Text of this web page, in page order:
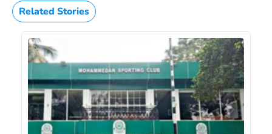
Related Stories